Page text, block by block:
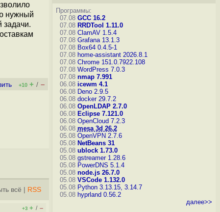
нужный
задачи.
+10 + / –
всё RSS
+3 + / –
Программы:
07.08 GCC 16.2
07.08 RRDTool 1.11.0
07.08 ClamAV 1.5.4
07.08 Grafana 13.1.3
07.08 Box64 0.4.5-1
07.08 home-assistant 2026.8.1
07.08 Chrome 151.0.7922.108
07.08 WordPress 7.0.3
07.08 nmap 7.991
06.08 icewm 4.1
06.08 Deno 2.9.5
06.08 docker 29.7.2
06.08 OpenLDAP 2.7.0
06.08 Eclipse 7.121.0
06.08 OpenCloud 7.2.3
06.08 mesa 3d 26.2
05.08 OpenVPN 2.7.6
05.08 NetBeans 31
05.08 ublock 1.73.0
05.08 gstreamer 1.28.6
05.08 PowerDNS 5.1.4
05.08 node.js 26.7.0
05.08 VSCode 1.132.0
05.08 Python 3.13.15, 3.14.7
05.08 hyprland 0.56.2
далее>>